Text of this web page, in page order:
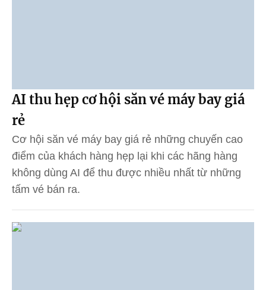
AI thu hẹp cơ hội săn vé máy bay giá
rẻ
Cơ hội săn vé máy bay giá rẻ những chuyến cao
điểm của khách hàng hẹp lại khi các hãng hàng
không dùng AI để thu được nhiều nhất từ những
tấm vé bán ra.